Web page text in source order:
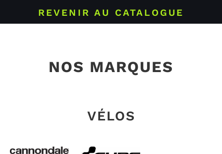
REVENIR AU CATALOGUE
NOS MARQUES
VÉLOS